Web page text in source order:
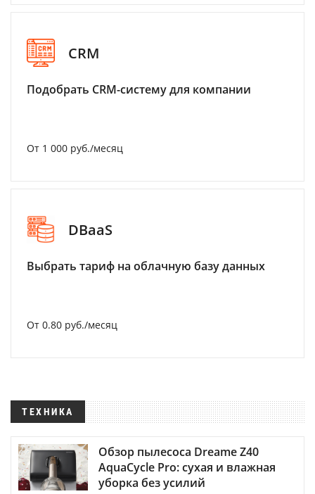
CRM
Подобрать CRM-систему для компании
От 1 000 руб./месяц
DBaaS
Выбрать тариф на облачную базу данных
От 0.80 руб./месяц
ТЕХНИКА
Обзор пылесоса Dreame Z40
AquaCycle Pro: сухая и влажная
уборка без усилий